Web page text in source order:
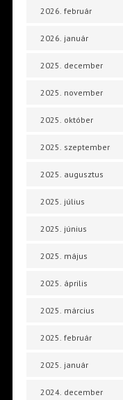
2026. február
2026. január
2025. december
2025. november
2025. október
2025. szeptember
2025. augusztus
2025. július
2025. június
2025. május
2025. április
2025. március
2025. február
2025. január
2024. december